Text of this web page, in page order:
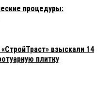
процедуры:
взыскали 14
плитку